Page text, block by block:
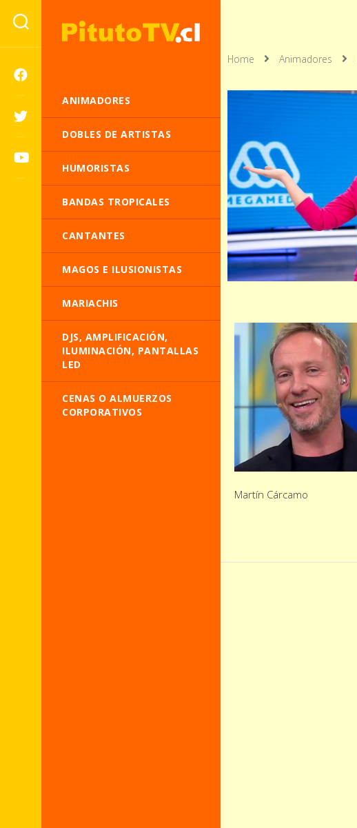
ANIMADORES
DOBLES DE ARTISTAS
HUMORISTAS
BANDAS TROPICALES
CANTANTES
MAGOS E ILUSIONISTAS
MARIACHIS
DJS, AMPLIFICACIÓN,
ILUMINACIÓN, PANTALLAS
LED
CENAS O ALMUERZOS
CORPORATIVOS
Home Animadores
Martín Cárcamo